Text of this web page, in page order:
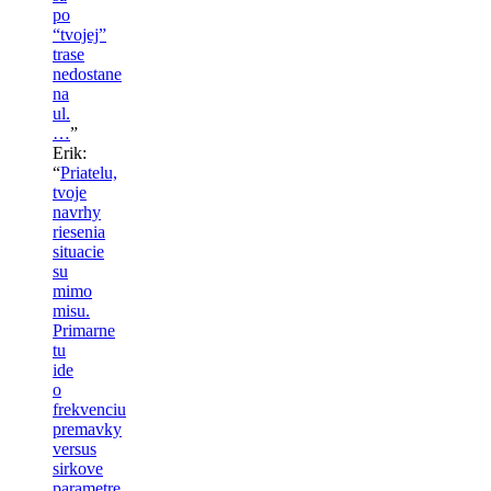
po
“tvojej”
trase
nedostane
na
ul.
…”
Erik:
“Priatelu,
tvoje
navrhy
riesenia
situacie
su
mimo
misu.
Primarne
tu
ide
o
frekvenciu
premavky
versus
sirkove